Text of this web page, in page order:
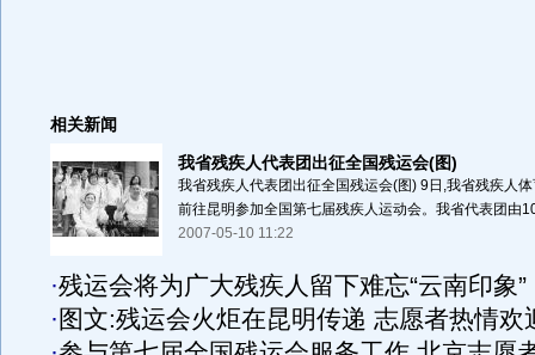
相关新闻
我省残疾人代表团出征全国残运会(图)
我省残疾人代表团出征全国残运会(图) 9日,我省残疾人
前往昆明参加全国第七届残疾人运动会。我省代表团由
2007-05-10 11:22
·残运会将为广大残疾人留下难忘“云南印象”
· 图文:残运会火炬在昆明传递 志愿者热情欢